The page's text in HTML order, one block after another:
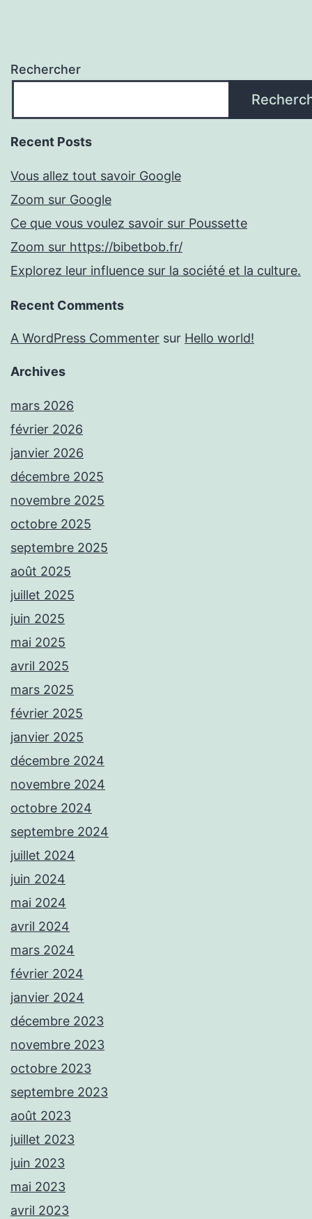
Rechercher
Recent Posts
Vous allez tout savoir Google
Zoom sur Google
Ce que vous voulez savoir sur Poussette
Zoom sur https://bibetbob.fr/
Explorez leur influence sur la société et la culture.
Recent Comments
A WordPress Commenter sur Hello world!
Archives
mars 2026
février 2026
janvier 2026
décembre 2025
novembre 2025
octobre 2025
septembre 2025
août 2025
juillet 2025
juin 2025
mai 2025
avril 2025
mars 2025
février 2025
janvier 2025
décembre 2024
novembre 2024
octobre 2024
septembre 2024
juillet 2024
juin 2024
mai 2024
avril 2024
mars 2024
février 2024
janvier 2024
décembre 2023
novembre 2023
octobre 2023
septembre 2023
août 2023
juillet 2023
juin 2023
mai 2023
avril 2023